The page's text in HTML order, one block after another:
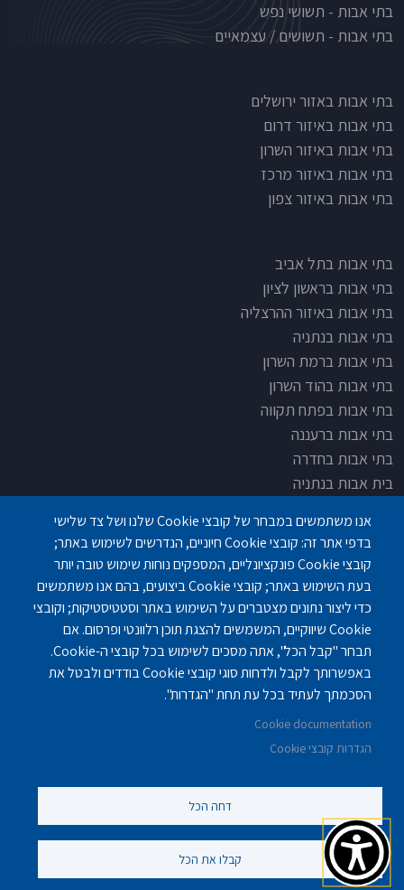
בתי אבות - תשושי נפש
בתי אבות - תשושים / עצמאיים
בתי אבות לפי אזורים
בתי אבות באזור ירושלים
בתי אבות באיזור דרום
בתי אבות באיזור השרון
בתי אבות באיזור מרכז
בתי אבות באיזור צפון
בתי אבות בתל אביב
בתי אבות בראשון לציון
בתי אבות באיזור ההרצליה
בתי אבות בנתניה
בתי אבות ברמת השרון
בתי אבות בהוד השרון
בתי אבות בפתח תקווה
בתי אבות ברעננה
בתי אבות בחדרה
בית אבות בנתניה
בית אבות בפתח תקוה
בית בלב כפר סבא
בית אבות בחיפה
פנחס לבון 18 ,לב יסמין, קומה-2, נתניה
077-5420695
אנו משתמשים במבחר של קובצי Cookie שלנו ושל צד שלישי
בדפי אתר זה: קובצי Cookie חיוניים, הנדרשים לשימוש באתר;
קובצי Cookie פונקציונליים, המספקים נוחות שימוש טובה יותר
בעת השימוש באתר; קובצי Cookie ביצועים, בהם אנו משתמשים
כדי ליצור נתונים מצטברים על השימוש באתר וסטטיסטיקות; וקובצי
Cookie שיווקיים, המשמשים להצגת תוכן רלוונטי ופרסום. אם
תבחר "קבל הכל", אתה מסכים לשימוש בכל קובצי ה-Cookie.
באפשרותך לקבל ולדחות סוגי קובצי Cookie בודדים ולבטל את
הסכמתך לעתיד בכל עת תחת "הגדרות".
Cookie documentation
הגדרות קובצי Cookie
דחה הכל
קבלו את הכל
נוקה ווב סטודיו2010 - 2025.
כול הזכויות שמורות לסטודיו נוקה
עיצוב ופיתוח אתרי אינטרנט